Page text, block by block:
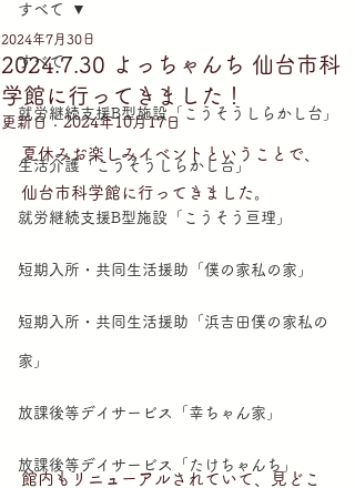
すべて
就労継続支援B型施設「こうそうしらかし台」
生活介護「こうそうしらかし台」
就労継続支援B型施設「こうそう亘理」
短期入所・共同生活援助「僕の家私の家」
短期入所・共同生活援助「浜吉田僕の家私の
家」
放課後等デイサービス「幸ちゃん家」
放課後等デイサービス「たけちゃんち」
すべて
2024.7.30 よっちゃんち 仙台市科
学館に行ってきました！
2024年7月30日
更新日：2024年10月17日
夏休みお楽しみイベントということで、
仙台市科学館に行ってきました。
館内もリニューアルされていて、見どこ